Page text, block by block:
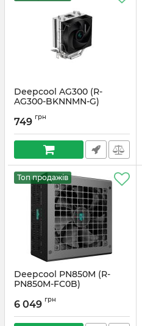
Deepcool AG300 (R-
AG300-BKNNMN-G)
749 грн
Топ продажів
Deepcool PN850M (R-
PN850M-FC0B)
6 049 грн